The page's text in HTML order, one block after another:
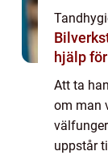
Bilverkstad i
hjälp
Att ta
om man
uppstår